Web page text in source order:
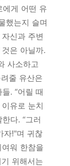
에게 어떤 유
했는지 슬며
신과 주변
은 아닐까.
사소하고
줄 유산은
. “어릴 때
유로 눈치
다. “그러
자!"며 귀찮
워 한참을
위해서는